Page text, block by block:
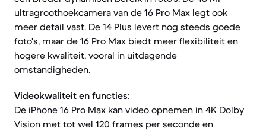
ultragroothoekcamera van de 16 Pro Max legt ook
meer detail vast. De 14 Plus levert nog steeds goede
foto's, maar de 16 Pro Max biedt meer flexibiliteit en
hogere kwaliteit, vooral in uitdagende
omstandigheden.
Videokwaliteit en functies:
De iPhone 16 Pro Max kan video opnemen in 4K Dolby
Vision met tot wel 120 frames per seconde en